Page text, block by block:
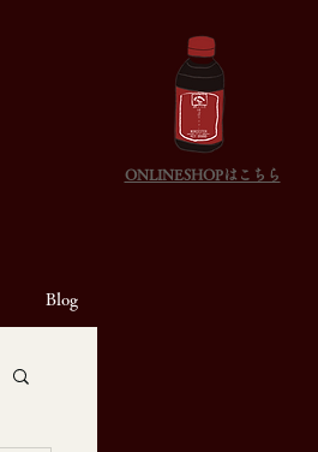
ONLINESHOPはこちら
Blog